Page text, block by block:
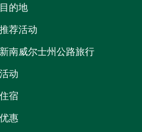
目的地
推荐活动
新南威尔士州公路旅行
活动
住宿
优惠